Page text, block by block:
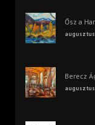
Ősz a
Berecz